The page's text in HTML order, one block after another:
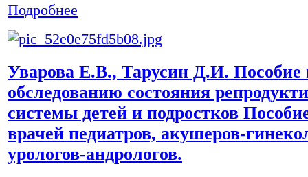
Подробнее
Уварова Е.В., Тарусин Д.И. Пособие
обследованию состояния
системы детей и подростков
врачей педиатров, акушеров-
урологов-андрологов.